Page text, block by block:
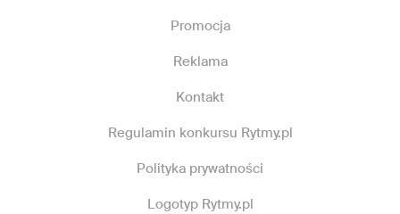
Promocja
Reklama
Kontakt
Regulamin konkursu Rytmy.pl
Polityka prywatności
Logotyp Rytmy.pl